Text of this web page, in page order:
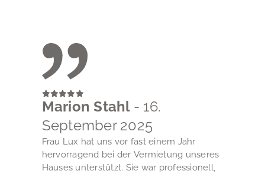
Marion Stahl - 16.
September 2025
Frau Lux hat uns vor fast einem Jahr
hervorragend bei der Vermietung unseres
Hauses unterstützt. Sie war professionell,